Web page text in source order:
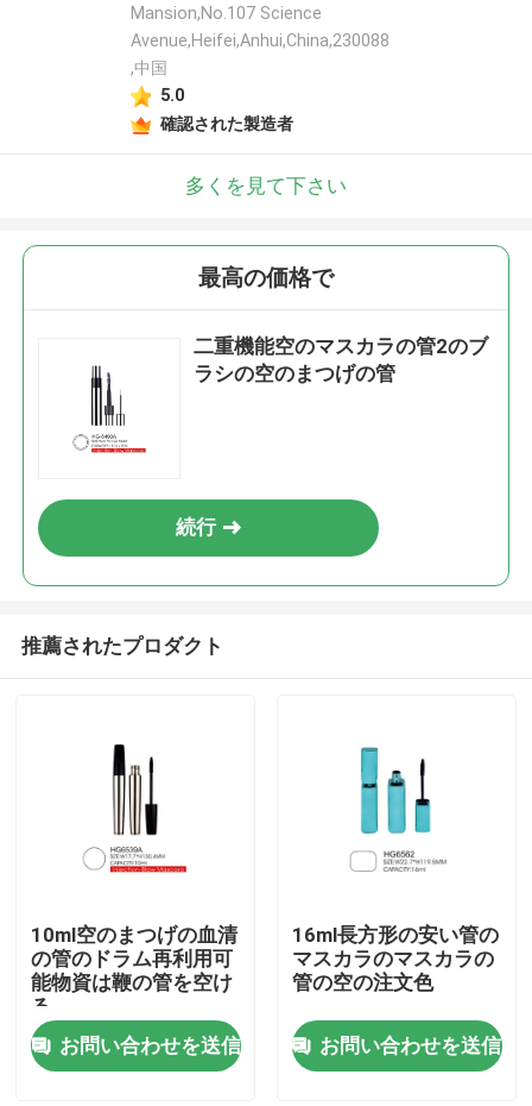
ホーム
Mansion,No.107 Science
Avenue,Heifei,Anhui,China,230088
,中国
5.0
確認された製造者
多くを見て下さい
最高の価格で
二重機能空のマスカラの管2のブ
ラシの空のまつげの管
続行
推薦されたプロダクト
10ml空のまつげの血清
の管のドラム再利用可
能物資は鞭の管を空け
る
お問い合わせを送信
16ml長方形の安い管の
マスカラのマスカラの
管の空の注文色
お問い合わせを送信